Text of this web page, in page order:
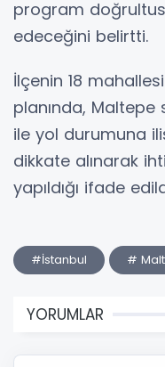
program
edeceğini belirtti.
İlçenin 18
planında,
ile yol durumuna
dikkate alınarak
yapıldığı ifade
#İstanbul #
YORUMLAR